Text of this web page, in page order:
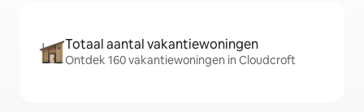
Totaal aantal vakantiewoningen
Ontdek 160 vakantiewoningen in Cloudcroft